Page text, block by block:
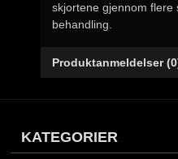
skjortene gjennom flere
behandling.
Produktanmeldelser
KATEGORIER